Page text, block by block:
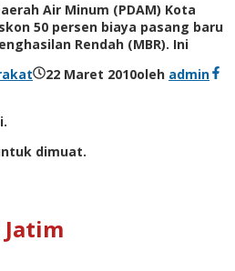
Air Minum (PDAM) Kota
50 persen biaya pasang baru
Rendah (MBR). Ini
22 Maret 2010oleh admin
dimuat.
Jatim